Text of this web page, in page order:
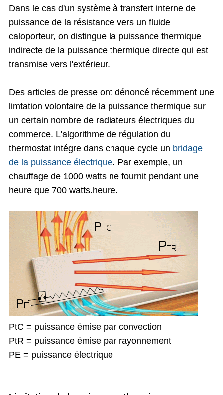
Dans le cas d'un système à transfert interne de
puissance de la résistance vers un fluide
caloporteur, on distingue la puissance thermique
indirecte de la puissance thermique directe qui est
transmise vers l'extérieur.
Des articles de presse ont dénoncé récemment une
limtation volontaire de la puissance thermique sur
un certain nombre de radiateurs électriques du
commerce. L'algorithme de régulation du
thermostat intégre dans chaque cycle un bridage
de la puissance électrique. Par exemple, un
chauffage de 1000 watts ne fournit pendant une
heure que 700 watts.heure.
PtC = puissance émise par convection
PtR = puissance émise par rayonnement
PE = puissance électrique